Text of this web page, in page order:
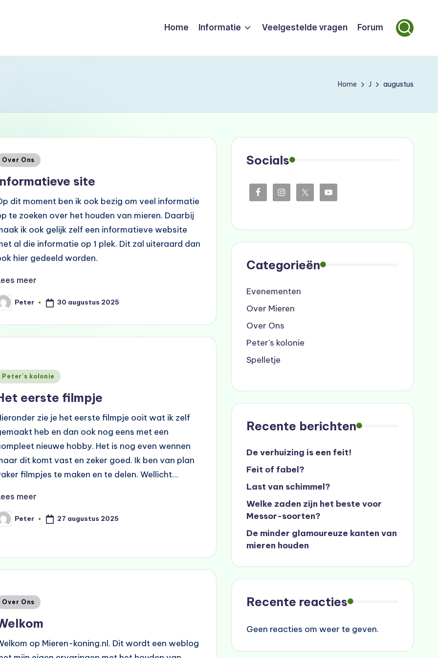
Home Informatie Veelgestelde vragen Forum
Home J augustus
Over Ons
site
dit moment ben ik ook bezig om veel informatie
te zoeken over het houden van mieren. Daarbij
ik ook gelijk zelf een informatieve website
al die informatie op 1 plek. Dit zal uiteraard dan
hier gedeeld worden.
meer
Peter 30 augustus 2025
Peter's kolonie
eerste filmpje
zie je het eerste filmpje ooit wat ik zelf
heb en dan ook nog eens met een
nieuwe hobby. Het is nog even wennen
dit komt vast en zeker goed. Ik ben van plan
filmpjes te maken en te delen. Wellicht…
meer
Peter 27 augustus 2025
Over Ons
op Mieren-koning.nl. Dit wordt een weblog
Socials
Categorieën
Evenementen
Over Mieren
Over Ons
Peter's kolonie
Spelletje
Recente berichten
De verhuizing is een feit!
Feit of fabel?
Last van schimmel?
Welke zaden zijn het beste voor
Messor-soorten?
De minder glamoureuze kanten van
mieren houden
Recente reacties
Geen reacties om weer te geven.